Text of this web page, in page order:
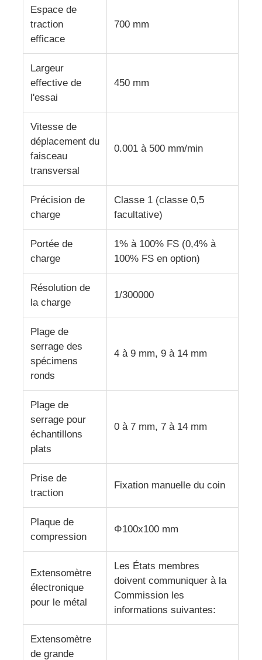
Équipement d'essai des adhésifs
machine d'essai de tissu
Contrôleur de la température et d'humidité
Espace de
traction
efficace
700 mm
Largeur
effective de
l'essai
450 mm
Vitesse de
déplacement du
faisceau
transversal
0.001 à 500 mm/min
Précision de
charge
Classe 1 (classe 0,5
facultative)
Portée de
charge
1% à 100% FS (0,4% à
100% FS en option)
Résolution de
la charge
1/300000
Plage de
serrage des
spécimens
ronds
4 à 9 mm, 9 à 14 mm
Plage de
serrage pour
échantillons
plats
0 à 7 mm, 7 à 14 mm
Prise de
traction
Fixation manuelle du coin
Plaque de
compression
Φ100x100 mm
Extensomètre
électronique
pour le métal
Les États membres
doivent communiquer à la
Commission les
informations suivantes:
Extensomètre
de grande